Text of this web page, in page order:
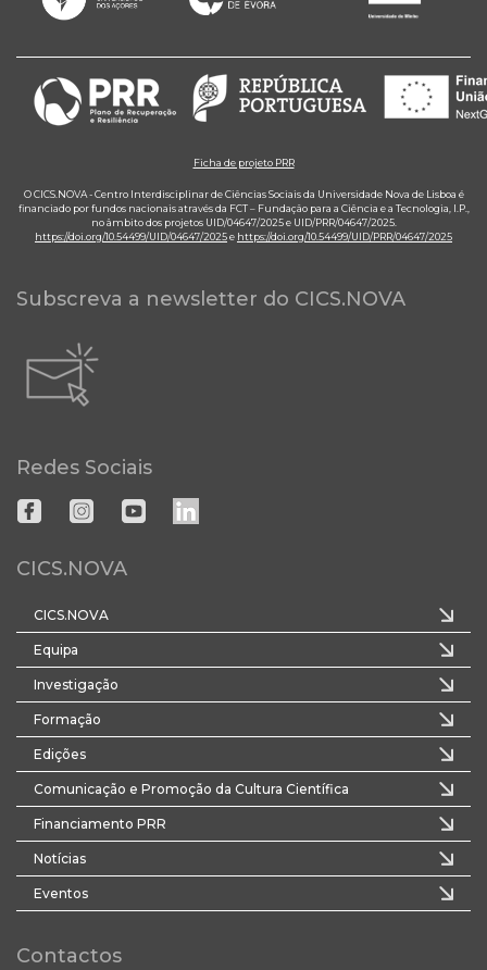
Ficha de projeto PRR
O CICS.NOVA - Centro Interdisciplinar de Ciências Sociais da Universidade Nova de Lisboa é
financiado por fundos nacionais através da FCT – Fundação para a Ciência e a Tecnologia, I.P.,
no âmbito dos projetos UID/04647/2025 e UID/PRR/04647/2025.
https://doi.org/10.54499/UID/04647/2025e https://doi.org/10.54499/UID/PRR/04647/2025
Subscreva a newsletter do CICS.NOVA
Redes Sociais
CICS.NOVA
CICS.NOVA
Equipa
Investigação
Formação
Edições
Comunicação e Promoção da Cultura Científica
Financiamento PRR
Notícias
Eventos
Contactos